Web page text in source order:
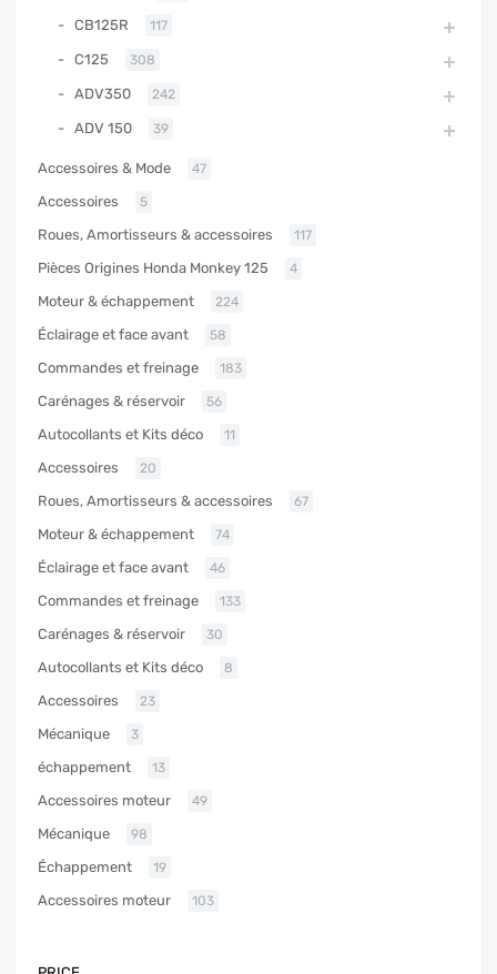
CB125R 117
C125 308
ADV350 242
ADV 150 39
Accessoires & Mode 47
Accessoires 5
Roues, Amortisseurs & accessoires 117
Pièces Origines Honda Monkey 125 4
Moteur & échappement 224
Éclairage et face avant 58
Commandes et freinage 183
Carénages & réservoir 56
Autocollants et Kits déco 11
Accessoires 20
Roues, Amortisseurs & accessoires 67
Moteur & échappement 74
Éclairage et face avant 46
Commandes et freinage 133
Carénages & réservoir 30
Autocollants et Kits déco 8
Accessoires 23
Mécanique 3
échappement 13
Accessoires moteur 49
Mécanique 98
Échappement 19
Accessoires moteur 103